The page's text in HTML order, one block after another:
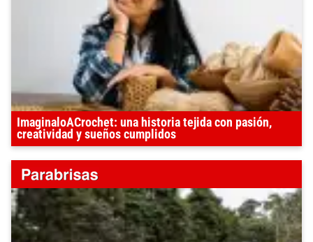
ImaginaloACrochet: una historia tejida con pasión,
creatividad y sueños cumplidos